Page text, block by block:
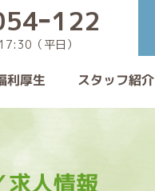
ｰ122
（平日）
利厚生 スタッフ紹介
求人情報